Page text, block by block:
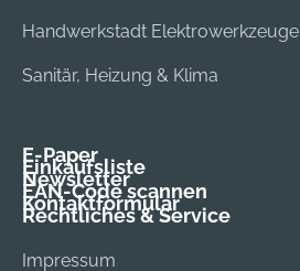
Handwerkstadt Elektrowerkzeuge
Sanitär, Heizung & Klima
E-Paper
Einkaufsliste
Newsletter
EAN-Code scannen
Kontaktformular
Rechtliches & Service
Impressum